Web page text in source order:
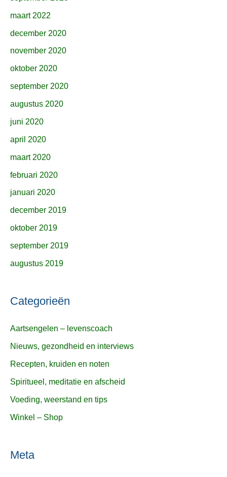
maart 2022
december 2020
november 2020
oktober 2020
september 2020
augustus 2020
juni 2020
april 2020
maart 2020
februari 2020
januari 2020
december 2019
oktober 2019
september 2019
augustus 2019
Categorieën
Aartsengelen – levenscoach
Nieuws, gezondheid en interviews
Recepten, kruiden en noten
Spiritueel, meditatie en afscheid
Voeding, weerstand en tips
Winkel – Shop
Meta